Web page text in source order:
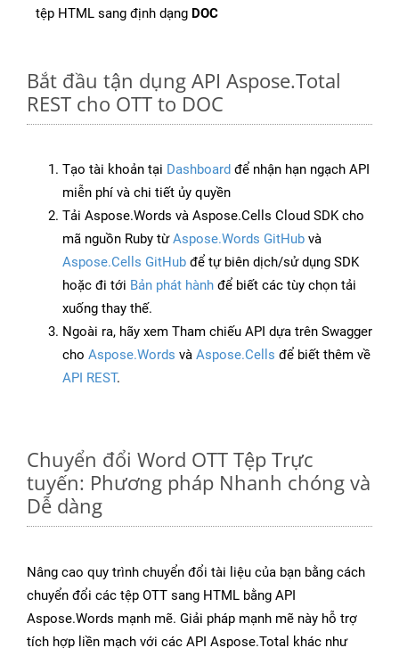
tệp HTML sang định dạng DOC
Bắt đầu tận dụng API Aspose.Total
REST cho OTT to DOC
Tạo tài khoản tại Dashboard để nhận hạn ngạch API
miễn phí và chi tiết ủy quyền
Tải Aspose.Words và Aspose.Cells Cloud SDK cho
mã nguồn Ruby từAspose.Words GitHub và
Aspose.Cells GitHub để tự biên dịch/sử dụng SDK
hoặc đi tới Bản phát hành để biết các tùy chọn tải
xuống thay thế.
Ngoài ra, hãy xem Tham chiếu API dựa trên Swagger
cho Aspose.Words và Aspose.Cells để biết thêm về
API REST.
Chuyển đổi Word OTT Tệp Trực
tuyến: Phương pháp Nhanh chóng và
Dễ dàng
Nâng cao quy trình chuyển đổi tài liệu của bạn bằng cách
chuyển đổi các tệp OTT sang HTML bằng API
Aspose.Words mạnh mẽ. Giải pháp mạnh mẽ này hỗ trợ
tích hợp liền mạch với các API Aspose.Total khác như